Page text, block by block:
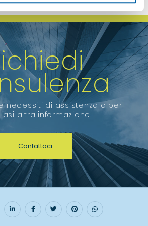
necessiti di assistenza o per
altra informazione.
Contattaci